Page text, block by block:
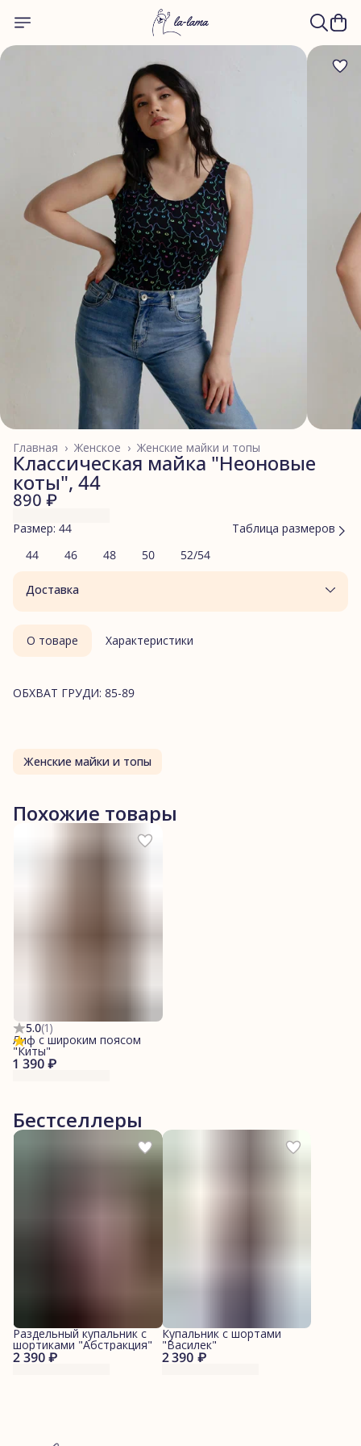
Женские майки и топы
Женское ›
Главная ›
Классическая майка "Неоновые
коты", 44
890 ₽
Размер: 44
Таблица размеров
44
46 48 50 52/54
Доставка
О товаре Характеристики
ОБХВАТ ГРУДИ: 85-89
Женские майки и топы
Похожие товары
5.0(1)
1 390 ₽
Лиф с широким поясом
"Киты"
Бестселлеры
2 390 ₽
Раздельный купальник с
шортиками "Абстракция"
2 390 ₽
Купальник с шортами
"Василек"